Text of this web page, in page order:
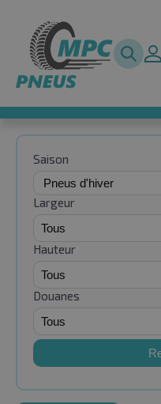
Saison
Largeur
Hauteur
Douanes